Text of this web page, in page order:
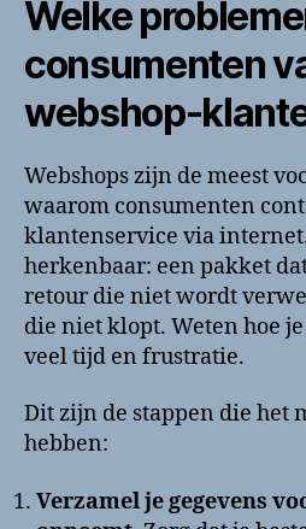
Welke
consumenten
webshop-
Webshops zijn de meest
waarom consumenten
klantenservice via
herkenbaar: een pakket
retour die niet wordt
die niet klopt. Weten hoe
veel tijd en frustratie.
Dit zijn de stappen die het
hebben:
Verzamel je gegevens